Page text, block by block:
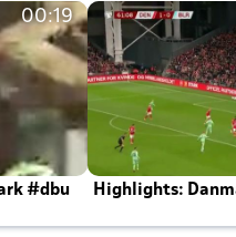
00:19
#dbu
Highlights: